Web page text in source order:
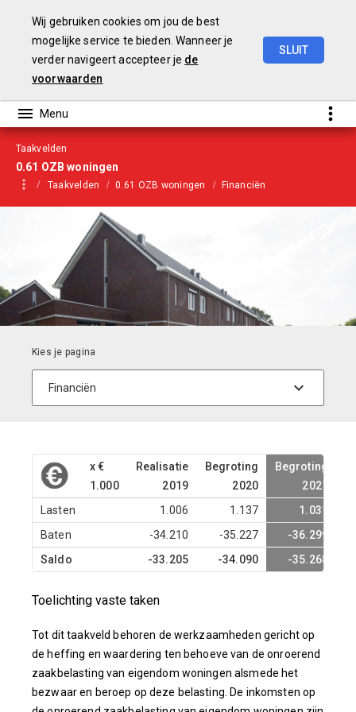
Taakvelden
0.61 OZB woningen
Taakvelden 0.61 OZB woningen Financiën
x €
1.000
Realisatie
2019
Begroting
2020
Begroting
2021
Lasten 1.006 1.137
1.031
Baten
-34.210 -35.227
-36.299
Saldo
-33.205 -34.090 -35.268
Toelichting vaste taken
Tot dit taakveld behoren de werkzaamheden gericht op
de heffing en waardering ten behoeve van de onroerend
zaakbelasting van eigendom woningen alsmede het
bezwaar en beroep op deze belasting. De inkomsten op
Wij gebruiken cookies om jou de best
mogelijke service te bieden. Wanneer je
verder navigeert accepteer je de
voorwaarden
SLUIT